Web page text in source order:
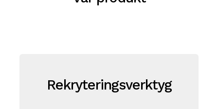
Rekryteringsverktyg